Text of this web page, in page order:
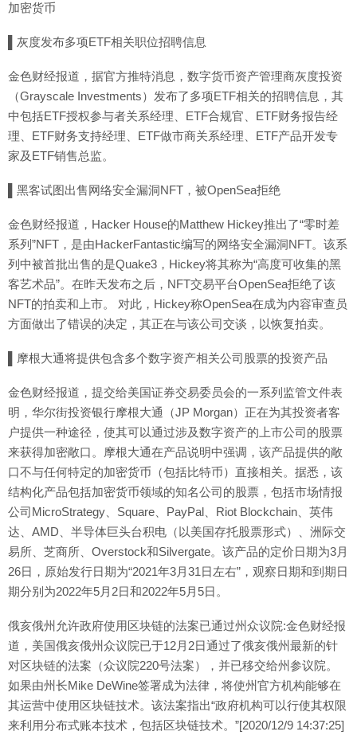
加密货币
▌灰度发布多项ETF相关职位招聘信息
金色财经报道，据官方推特消息，数字货币资产管理商灰度投资
（Grayscale Investments）发布了多项ETF相关的招聘信息，其
中包括ETF授权参与者关系经理、ETF合规官、ETF财务报告经
理、ETF财务支持经理、ETF做市商关系经理、ETF产品开发专
家及ETF销售总监。
▌黑客试图出售网络安全漏洞NFT，被OpenSea拒绝
金色财经报道，Hacker House的Matthew Hickey推出了“零时差
系列”NFT，是由HackerFantastic编写的网络安全漏洞NFT。该系
列中被首批出售的是Quake3，Hickey将其称为“高度可收集的黑
客艺术品”。在昨天发布之后，NFT交易平台OpenSea拒绝了该
NFT的拍卖和上市。 对此，Hickey称OpenSea在成为内容审查员
方面做出了错误的决定，其正在与该公司交谈，以恢复拍卖。
▌摩根大通将提供包含多个数字资产相关公司股票的投资产品
金色财经报道，提交给美国证券交易委员会的一系列监管文件表
明，华尔街投资银行摩根大通（JP Morgan）正在为其投资者客
户提供一种途径，使其可以通过涉及数字资产的上市公司的股票
来获得加密敞口。摩根大通在产品说明中强调，该产品提供的敞
口不与任何特定的加密货币（包括比特币）直接相关。据悉，该
结构化产品包括加密货币领域的知名公司的股票，包括市场情报
公司MicroStrategy、Square、PayPal、Riot Blockchain、英伟
达、AMD、半导体巨头台积电（以美国存托股票形式）、洲际交
易所、芝商所、Overstock和Silvergate。该产品的定价日期为3月
26日，原始发行日期为“2021年3月31日左右”，观察日期和到期日
期分别为2022年5月2日和2022年5月5日。
俄亥俄州允许政府使用区块链的法案已通过州众议院:金色财经报
道，美国俄亥俄州众议院已于12月2日通过了俄亥俄州最新的针
对区块链的法案（众议院220号法案），并已移交给州参议院。
如果由州长Mike DeWine签署成为法律，将使州官方机构能够在
其运营中使用区块链技术。该法案指出“政府机构可以行使其权限
来利用分布式账本技术，包括区块链技术。”[2020/12/9 14:37:25]